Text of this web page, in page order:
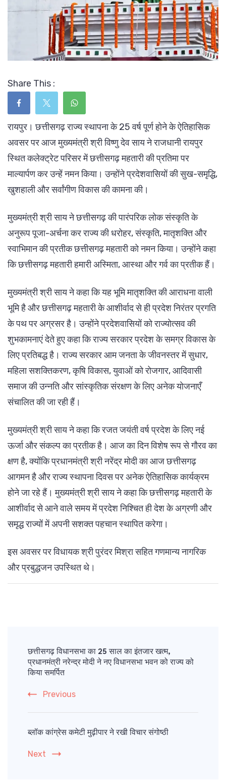
Share This :
रायपुर। छत्तीसगढ़ राज्य स्थापना के 25 वर्ष पूर्ण होने के ऐतिहासिक
अवसर पर आज मुख्यमंत्री श्री विष्णु देव साय ने राजधानी रायपुर
स्थित कलेक्ट्रेट परिसर में छत्तीसगढ़ महतारी की प्रतिमा पर
माल्यार्पण कर उन्हें नमन किया। उन्होंने प्रदेशवासियों की सुख-समृद्धि,
खुशहाली और सर्वांगीण विकास की कामना की।
मुख्यमंत्री श्री साय ने छत्तीसगढ़ की पारंपरिक लोक संस्कृति के
अनुरूप पूजा-अर्चना कर राज्य की धरोहर, संस्कृति, मातृशक्ति और
स्वाभिमान की प्रतीक छत्तीसगढ़ महतारी को नमन किया। उन्होंने कहा
कि छत्तीसगढ़ महतारी हमारी अस्मिता, आस्था और गर्व का प्रतीक हैं।
मुख्यमंत्री श्री साय ने कहा कि यह भूमि मातृशक्ति की आराधना वाली
भूमि है और छत्तीसगढ़ महतारी के आशीर्वाद से ही प्रदेश निरंतर प्रगति
के पथ पर अग्रसर है। उन्होंने प्रदेशवासियों को राज्योत्सव की
शुभकामनाएं देते हुए कहा कि राज्य सरकार प्रदेश के समग्र विकास के
लिए प्रतिबद्ध है। राज्य सरकार आम जनता के जीवनस्तर में सुधार,
महिला सशक्तिकरण, कृषि विकास, युवाओं को रोजगार, आदिवासी
समाज की उन्नति और सांस्कृतिक संरक्षण के लिए अनेक योजनाएँ
संचालित की जा रही हैं।
मुख्यमंत्री श्री साय ने कहा कि रजत जयंती वर्ष प्रदेश के लिए नई
ऊर्जा और संकल्प का प्रतीक है। आज का दिन विशेष रूप से गौरव का
क्षण है, क्योंकि प्रधानमंत्री श्री नरेंद्र मोदी का आज छत्तीसगढ़
आगमन है और राज्य स्थापना दिवस पर अनेक ऐतिहासिक कार्यक्रम
होने जा रहे हैं। मुख्यमंत्री श्री साय ने कहा कि छत्तीसगढ़ महतारी के
आशीर्वाद से आने वाले समय में प्रदेश निश्चित ही देश के अग्रणी और
समृद्ध राज्यों में अपनी सशक्त पहचान स्थापित करेगा।
इस अवसर पर विधायक श्री पुरंदर मिश्रा सहित गणमान्य नागरिक
और प्रबुद्धजन उपस्थित थे।
Navigation
छत्तीसगढ़ विधानसभा का 25 साल का इंतजार खत्म,
प्रधानमंत्री नरेन्द्र मोदी ने नए विधानसभा भवन को राज्य को
किया समर्पित
Previous
ब्लॉक कांग्रेस कमेटी मुढ़ीपार ने रखी विचार संगोष्ठी
Next